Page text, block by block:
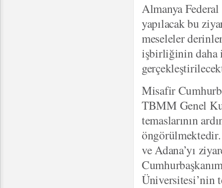
Almanya
yapılacak bu
meseleler
işbirliğinin daha
Misafir
TBMM Genel
temaslarının
öngörülmektedir.
ve Adana’yı
Üniversitesi’nin